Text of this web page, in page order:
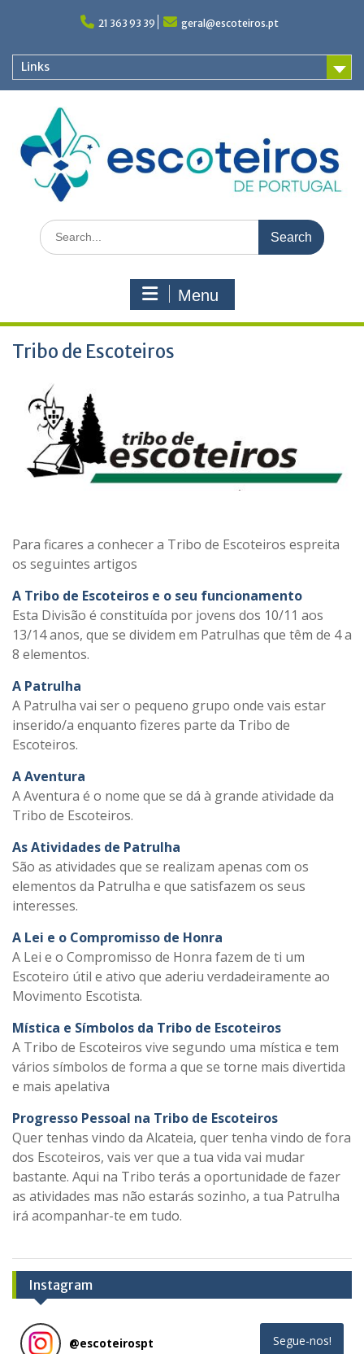
21 363 93 39 geral@escoteiros.pt
Links
Search
for:
Menu
Tribo de Escoteiros
Para ficares a conhecer a Tribo de Escoteiros espreita
os seguintes artigos
A Tribo de Escoteiros e o seu funcionamento
Esta Divisão é constituída por jovens dos 10/11 aos
13/14 anos, que se dividem em Patrulhas que têm de 4 a
8 elementos.
A Patrulha
A Patrulha vai ser o pequeno grupo onde vais estar
inserido/a enquanto fizeres parte da Tribo de
Escoteiros.
A Aventura
A Aventura é o nome que se dá à grande atividade da
Tribo de Escoteiros.
As Atividades de Patrulha
São as atividades que se realizam apenas com os
elementos da Patrulha e que satisfazem os seus
interesses.
A Lei e o Compromisso de Honra
A Lei e o Compromisso de Honra fazem de ti um
Escoteiro útil e ativo que aderiu verdadeiramente ao
Movimento Escotista.
Mística e Símbolos da Tribo de Escoteiros
A Tribo de Escoteiros vive segundo uma mística e tem
vários símbolos de forma a que se torne mais divertida
e mais apelativa
Progresso Pessoal na Tribo de Escoteiros
Quer tenhas vindo da Alcateia, quer tenha vindo de fora
dos Escoteiros, vais ver que a tua vida vai mudar
bastante. Aqui na Tribo terás a oportunidade de fazer
as atividades mas não estarás sozinho, a tua Patrulha
irá acompanhar-te em tudo.
Instagram
@escoteirospt Segue-nos!